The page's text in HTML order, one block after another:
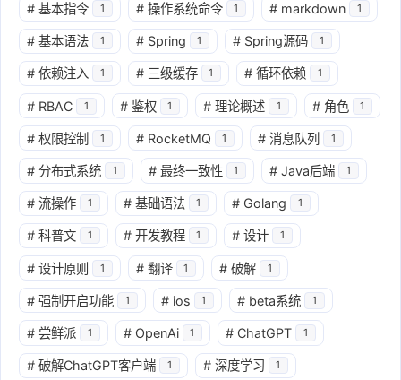
# 基本指令 1 # 操作系统命令 1 # markdown 1
# 基本语法 1 # Spring 1 # Spring源码 1
# 依赖注入 1 # 三级缓存 1 # 循环依赖 1
# RBAC 1 # 鉴权 1 # 理论概述 1 # 角色 1
# 权限控制 1 # RocketMQ 1 # 消息队列 1
# 分布式系统 1 # 最终一致性 1 # Java后端 1
# 流操作 1 # 基础语法 1 # Golang 1
# 科普文 1 # 开发教程 1 # 设计 1
# 设计原则 1 # 翻译 1 # 破解 1
# 强制开启功能 1 # ios 1 # beta系统 1
# 尝鲜派 1 # OpenAi 1 # ChatGPT 1
# 破解ChatGPT客户端 1 # 深度学习 1